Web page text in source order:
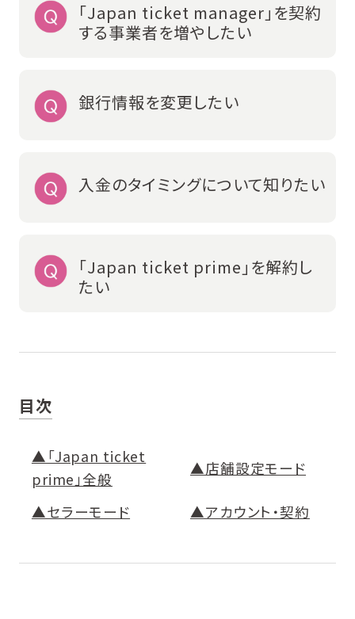
「Japan ticket manager」を契約
する事業者を増やしたい
銀行情報を変更したい
入金のタイミングについて知りたい
「Japan ticket prime」を解約し
たい
目次
▲「Japan ticket
prime」全般
▲店舗設定モード
▲セラーモード ▲アカウント・契約